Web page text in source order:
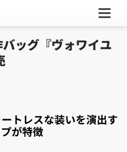
ー
ー
ー
ッグ『ヴォワイユ
トレスな装いを演出す
が特徴